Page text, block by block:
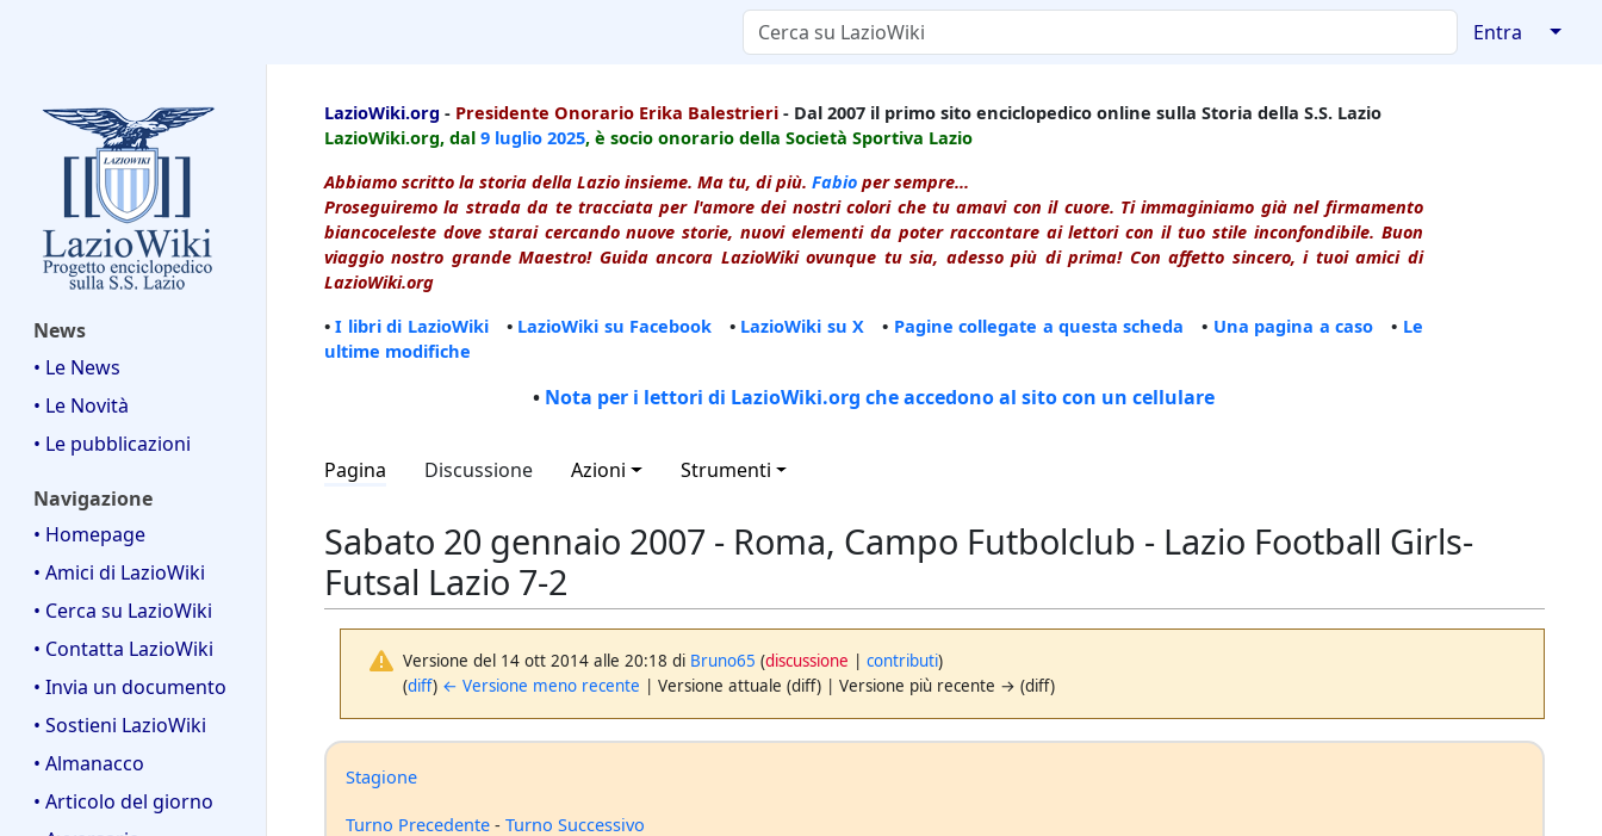
Entra ↓
News
• Le News
• Le Novità
• Le pubblicazioni
Navigazione
• Homepage
• Amici di LazioWiki
• Cerca su LazioWiki
• Contatta LazioWiki
• Invia un documento
• Sostieni LazioWiki
• Almanacco
• Articolo del giorno
LazioWiki.org - Presidente Onorario Erika Balestrieri - Dal 2007 il primo sito enciclopedico online sulla Storia della S.S. Lazio
LazioWiki.org, dal 9 luglio 2025, è socio onorario della Società Sportiva Lazio
Abbiamo scritto la storia della Lazio insieme. Ma tu, di più. Fabio per sempre...
Proseguiremo la strada da te tracciata per l'amore dei nostri colori che tu amavi con il cuore. Ti immaginiamo già nel firmamento
biancoceleste dove starai cercando nuove storie, nuovi elementi da poter raccontare ai lettori con il tuo stile inconfondibile. Buon
viaggio nostro grande Maestro! Guida ancora LazioWiki ovunque tu sia, adesso più di prima! Con affetto sincero, i tuoi amici di
LazioWiki.org
•I libri di LazioWiki• LazioWiki su Facebook • LazioWiki su X • Pagine collegate a questa scheda • Una pagina a caso • Le
ultime modifiche
• Nota per i lettori di LazioWiki.org che accedono al sito con un cellulare
Pagina Discussione Azioni Strumenti
Sabato 20 gennaio 2007 - Roma, Campo Futbolclub - Lazio Football Girls-
Futsal Lazio 7-2
Versione del 14 ott 2014 alle 20:18 di Bruno65 (discussione |contributi)
(diff) ← Versione meno recente | Versione attuale (diff) | Versione più recente → (diff)
Stagione
Turno Precedente - Turno Successivo